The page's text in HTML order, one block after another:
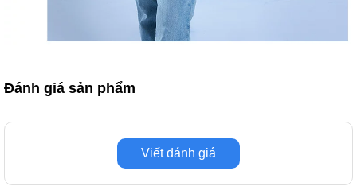
Đánh giá sản phẩm
Viết đánh giá